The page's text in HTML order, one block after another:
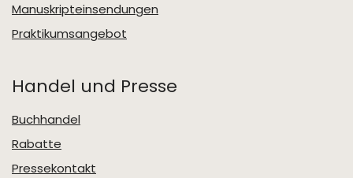
Manuskripteinsendungen
Praktikumsangebot
Handel und Presse
Buchhandel
Rabatte
Pressekontakt